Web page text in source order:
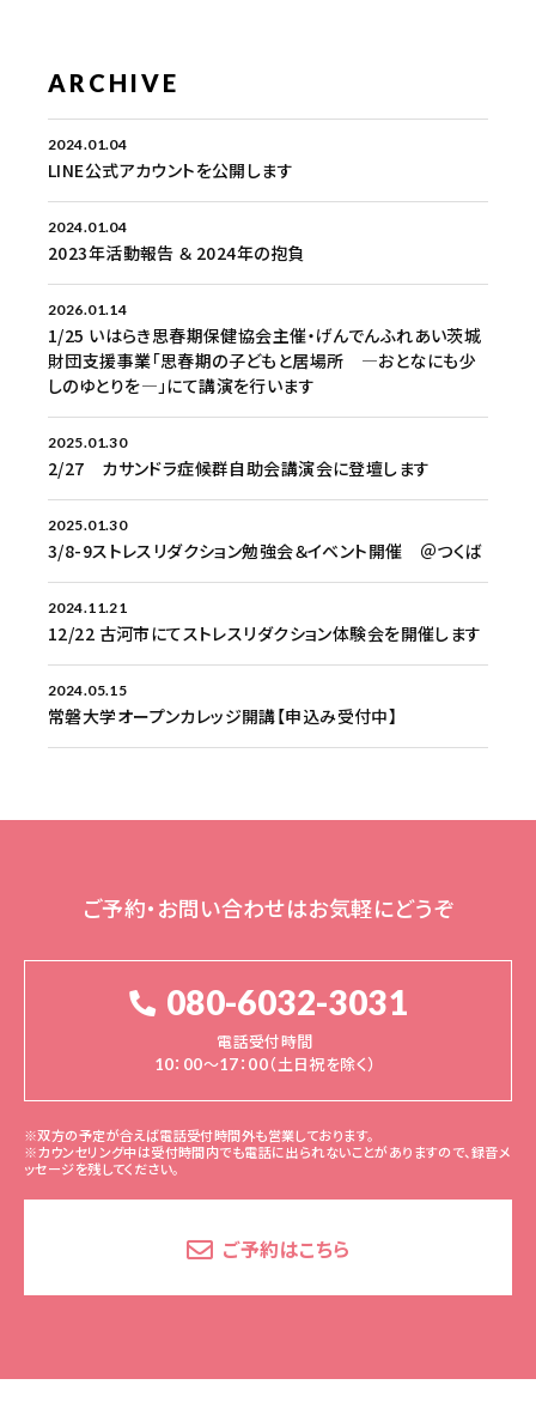
ARCHIVE
2024.01.04
LINE公式アカウントを公開します
2024.01.04
2023年活動報告 ＆ 2024年の抱負
2026.01.14
1/25 いはらき思春期保健協会主催・げんでんふれあい茨城
財団支援事業「思春期の子どもと居場所 ―おとなにも少
しのゆとりを―」にて講演を行います
2025.01.30
2/27 カサンドラ症候群自助会講演会に登壇します
2025.01.30
3/8-9ストレスリダクション勉強会＆イベント開催 ＠つくば
2024.11.21
12/22 古河市にてストレスリダクション体験会を開催します
2024.05.15
常磐大学オープンカレッジ開講【申込み受付中】
ご予約・お問い合わせはお気軽にどうぞ
080-6032-3031
電話受付時間
10：00～17：00（土日祝を除く）
※双方の予定が合えば電話受付時間外も営業しております。
※カウンセリング中は受付時間内でも電話に出られないことがありますので、録音メ
ッセージを残してください。
ご予約はこちら